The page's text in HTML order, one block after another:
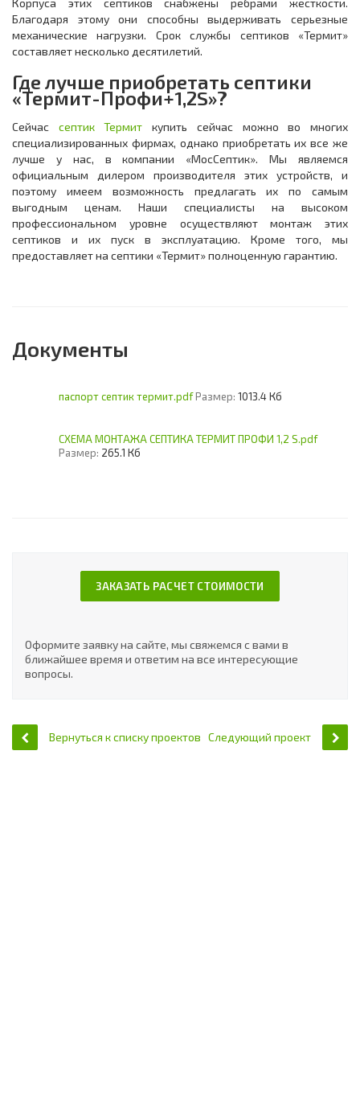
Корпуса этих септиков снабжены ребрами жесткости.
Благодаря этому они способны выдерживать серьезные
механические нагрузки. Срок службы септиков «Термит»
составляет несколько десятилетий.
Где лучше приобретать септики
«Термит-Профи+1,2S»?
Сейчас септик Термит купить сейчас можно во многих
специализированных фирмах, однако приобретать их все же
лучше у нас, в компании «МосСептик». Мы являемся
официальным дилером производителя этих устройств, и
поэтому имеем возможность предлагать их по самым
выгодным ценам. Наши специалисты на высоком
профессиональном уровне осуществляют монтаж этих
септиков и их пуск в эксплуатацию. Кроме того, мы
предоставляет на септики «Термит» полноценную гарантию.
Документы
паспорт септик термит.pdfРазмер: 1013.4 Кб
СХЕМА МОНТАЖА СЕПТИКА ТЕРМИТ ПРОФИ 1,2 S.pdf
Размер: 265.1 Кб
ЗАКАЗАТЬ РАСЧЕТ СТОИМОСТИ
Оформите заявку на сайте, мы свяжемся с вами в
ближайшее время и ответим на все интересующие
вопросы.
Вернуться к списку проектов Следующий проект